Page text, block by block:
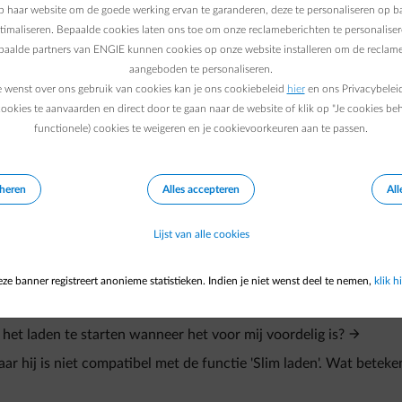
tot onder 10% en het doen van langdurige laadsessies
veroudering van je batterij en heeft een negatieve
dus zoveel mogelijk in om bij te laden, ook voor kleine
het jou het minste kost.
laden te starten wanneer het voor mij voordelig is?
hij is niet compatibel met de functie 'Slim laden'. Wat
haar website om de goede werking ervan te garanderen, deze te personaliseren op
Bepaalde cookies laten ons toe om onze reclameberichten te
partners van ENGIE kunnen cookies op onze website installeren om de
aangeboden te personaliseren.
over ons gebruik van cookies kan je ons cookiebeleid hieren ons
te aanvaarden en direct door te gaan naar de website of klik op "Je cookies
functionele) cookies te weigeren en je cookievoorkeuren aan te passen.
Alles accepteren
Lijst van alle cookies
banner registreert anonieme statistieken. Indien je niet wenst deel te nemen, klik